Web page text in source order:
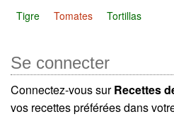
Tigre
Tomates Tortillas
Se connecter
Connectez-vous surRecettes
vos recettes préférées dans